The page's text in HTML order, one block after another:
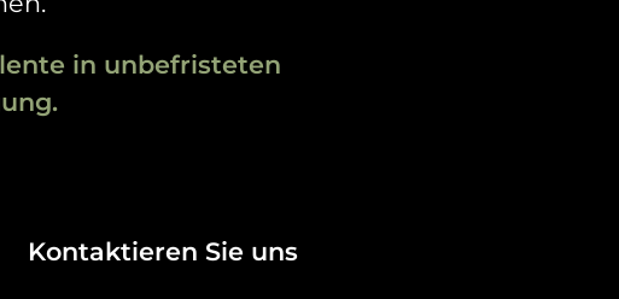
in unbefristeten
Kontaktieren Sie uns